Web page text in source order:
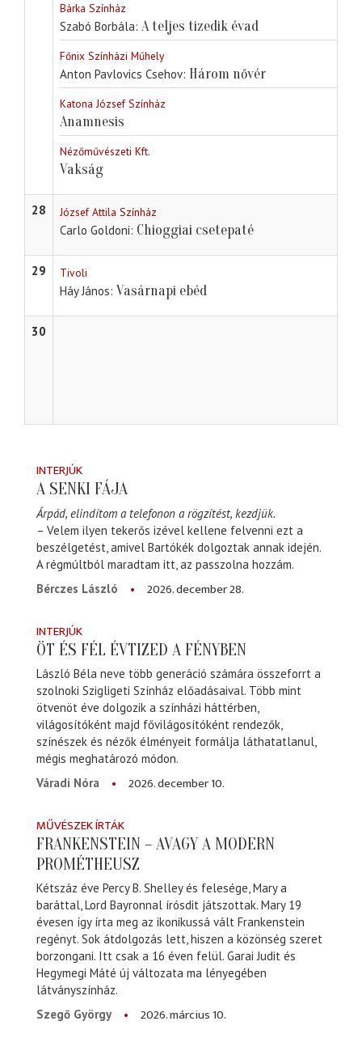
Bárka Színház
Szabó Borbála A teljes tizedik évad
Főnix Színházi Műhely
Anton Pavlovics Csehov Három nővér
Katona József Színház
Anamnesis
Nézőművészeti Kft.
Vakság
28 József Attila Színház
Carlo Goldoni Chioggiai csetepaté
29 Tivoli
Háy János Vasárnapi ebéd
30
INTERJÚK
A SENKI FÁJA
Árpád, elindítom a telefonon a rögzítést, kezdjük.
– Velem ilyen tekerős izével kellene felvenni ezt a
beszélgetést, amivel Bartókék dolgoztak annak idején.
A régmúltból maradtam itt, az passzolna hozzám.
Bérczes László
2026. december 28.
INTERJÚK
ÖT ÉS FÉL ÉVTIZED A FÉNYBEN
László Béla neve több generáció számára összeforrt a
szolnoki Szigligeti Színház előadásaival. Több mint
ötvenöt éve dolgozik a színházi háttérben,
világosítóként majd fővilágosítóként rendezők,
színészek és nézők élményeit formálja láthatatlanul,
mégis meghatározó módon.
Váradi Nóra
2026. december 10.
MŰVÉSZEK ÍRTÁK
FRANKENSTEIN – AVAGY A MODERN
PROMÉTHEUSZ
Kétszáz éve Percy B. Shelley és felesége, Mary a
baráttal, Lord Bayronnal írósdit játszottak. Mary 19
évesen így írta meg az ikonikussá vált Frankenstein
regényt. Sok átdolgozás lett, hiszen a közönség szeret
borzongani. Itt csak a 16 éven felül. Garai Judit és
Hegymegi Máté új változata ma lényegében
látványszínház.
Szegő György
2026. március 10.